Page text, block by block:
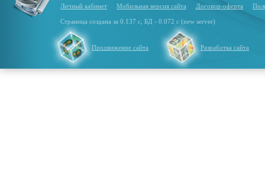
Личный кабинет Мобильная версия сайта Договор-оферта
Страница создана за 0.137 с, БД - 0.072 с (new server)
Продвижение сайта Разработка сайта